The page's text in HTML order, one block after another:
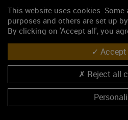
aux multiples
This website uses cookies.
purposes and others are set up
By clicking on 'Accept all', you
Accept
Reject all